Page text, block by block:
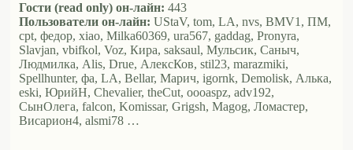
Гости (read only) он-лайн: 443
Пользователи он-лайн: UStaV, tom, LA, nvs, BMV1, ПМ,
cpt, федор, xiao, Milka60369, ura567, gaddag, Pronyra,
Slavjan, vbifkol, Voz, Кира, saksaul, Мульсик, Саныч,
Людмилка, Alis, Drue, АлексКов, stil23, marazmiki,
Spellhunter, фа, LA, Bellar, Марич, igornk, Demolisk, Алька,
eski, ЮрийН, Chevalier, theCut, oooaspz, adv192,
СынОлега, falcon, Komissar, Grigsh, Magog, Ломастер,
Висариoн4, alsmi78 …